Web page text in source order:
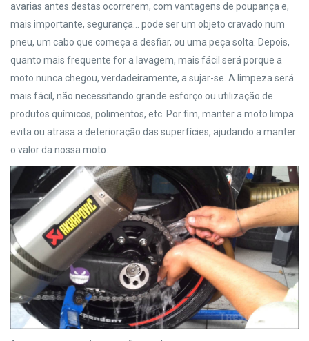
avarias antes destas ocorrerem, com vantagens de poupança e,
mais importante, segurança… pode ser um objeto cravado num
pneu, um cabo que começa a desfiar, ou uma peça solta. Depois,
quanto mais frequente for a lavagem, mais fácil será porque a
moto nunca chegou, verdadeiramente, a sujar-se. A limpeza será
mais fácil, não necessitando grande esforço ou utilização de
produtos químicos, polimentos, etc. Por fim, manter a moto limpa
evita ou atrasa a deterioração das superfícies, ajudando a manter
o valor da nossa moto.